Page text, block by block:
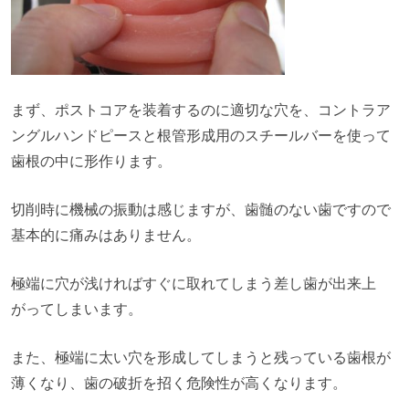
まず、ポストコアを装着するのに適切な穴を、コントラア
ングルハンドピースと根管形成用のスチールバーを使って
歯根の中に形作ります。
切削時に機械の振動は感じますが、歯髄のない歯ですので
基本的に痛みはありません。
極端に穴が浅ければすぐに取れてしまう差し歯が出来上
がってしまいます。
また、極端に太い穴を形成してしまうと残っている歯根が
薄くなり、歯の破折を招く危険性が高くなります。